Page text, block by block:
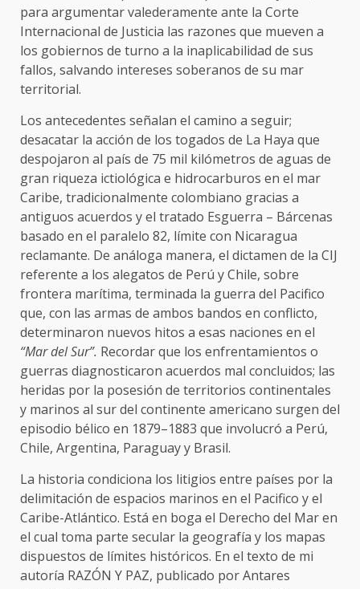
para argumentar valederamente ante la Corte
Internacional de Justicia las razones que mueven a
los gobiernos de turno a la inaplicabilidad de sus
fallos, salvando intereses soberanos de su mar
territorial.
Los antecedentes señalan el camino a seguir;
desacatar la acción de los togados de La Haya que
despojaron al país de 75 mil kilómetros de aguas de
gran riqueza ictiológica e hidrocarburos en el mar
Caribe, tradicionalmente colombiano gracias a
antiguos acuerdos y el tratado Esguerra – Bárcenas
basado en el paralelo 82, límite con Nicaragua
reclamante. De análoga manera, el dictamen de la CIJ
referente a los alegatos de Perú y Chile, sobre
frontera marítima, terminada la guerra del Pacifico
que, con las armas de ambos bandos en conflicto,
determinaron nuevos hitos a esas naciones en el
“Mar del Sur”. Recordar que los enfrentamientos o
guerras diagnosticaron acuerdos mal concluidos; las
heridas por la posesión de territorios continentales
y marinos al sur del continente americano surgen del
episodio bélico en 1879–1883 que involucró a Perú,
Chile, Argentina, Paraguay y Brasil.
La historia condiciona los litigios entre países por la
delimitación de espacios marinos en el Pacifico y el
Caribe-Atlántico. Está en boga el Derecho del Mar en
el cual toma parte secular la geografía y los mapas
dispuestos de límites históricos. En el texto de mi
autoría RAZÓN Y PAZ, publicado por Antares